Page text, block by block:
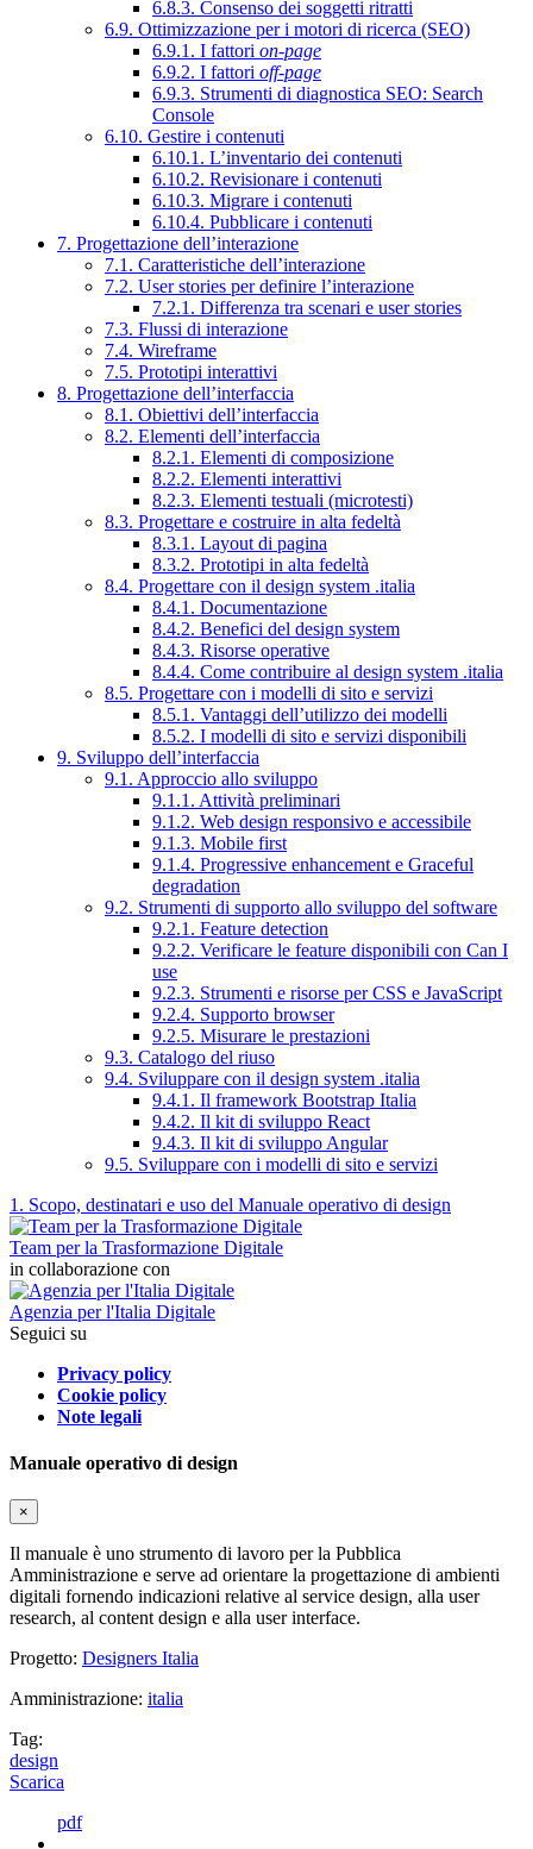
6.8.3. Consenso dei soggetti ritratti
6.9. Ottimizzazione per i motori di ricerca (SEO)
6.9.1. I fattori on-page
6.9.2. I fattori off-page
6.9.3. Strumenti di diagnostica SEO: Search
Console
6.10. Gestire i contenuti
6.10.1. L’inventario dei contenuti
6.10.2. Revisionare i contenuti
6.10.3. Migrare i contenuti
6.10.4. Pubblicare i contenuti
7. Progettazione dell’interazione
7.1. Caratteristiche dell’interazione
7.2. User stories per definire l’interazione
7.2.1. Differenza tra scenari e user stories
7.3. Flussi di interazione
7.4. Wireframe
7.5. Prototipi interattivi
8. Progettazione dell’interfaccia
8.1. Obiettivi dell’interfaccia
8.2. Elementi dell’interfaccia
8.2.1. Elementi di composizione
8.2.2. Elementi interattivi
8.2.3. Elementi testuali (microtesti)
8.3. Progettare e costruire in alta fedeltà
8.3.1. Layout di pagina
8.3.2. Prototipi in alta fedeltà
8.4. Progettare con il design system .italia
8.4.1. Documentazione
8.4.2. Benefici del design system
8.4.3. Risorse operative
8.4.4. Come contribuire al design system .italia
8.5. Progettare con i modelli di sito e servizi
8.5.1. Vantaggi dell’utilizzo dei modelli
8.5.2. I modelli di sito e servizi disponibili
9. Sviluppo dell’interfaccia
9.1. Approccio allo sviluppo
9.1.1. Attività preliminari
9.1.2. Web design responsivo e accessibile
9.1.3. Mobile first
9.1.4. Progressive enhancement e Graceful
degradation
9.2. Strumenti di supporto allo sviluppo del software
9.2.1. Feature detection
9.2.2. Verificare le feature disponibili con Can I
use
9.2.3. Strumenti e risorse per CSS e JavaScript
9.2.4. Supporto browser
9.2.5. Misurare le prestazioni
9.3. Catalogo del riuso
9.4. Sviluppare con il design system .italia
9.4.1. Il framework Bootstrap Italia
9.4.2. Il kit di sviluppo React
9.4.3. Il kit di sviluppo Angular
9.5. Sviluppare con i modelli di sito e servizi
1. Scopo, destinatari e uso del Manuale operativo di design
Team per la Trasformazione Digitale
in collaborazione con
Agenzia per l'Italia Digitale
Seguici su
Privacy policy
Cookie policy
Note legali
Manuale operativo di design
×
Il manuale è uno strumento di lavoro per la Pubblica
Amministrazione e serve ad orientare la progettazione di ambienti
digitali fornendo indicazioni relative al service design, alla user
research, al content design e alla user interface.
Progetto: Designers Italia
Amministrazione: italia
Tag:
design
Scarica
pdf